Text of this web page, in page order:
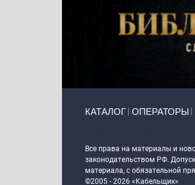
КАТАЛОГ ОПЕРАТОРЫ
Все права на материалы и
законодательством РФ.
материала, с обязательной
©2005 - 2026 «Кабельщик»